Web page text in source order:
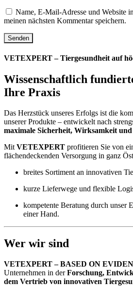
Name, E-Mail-Adresse und Website
meinen nächsten Kommentar speichern.
VETEXPERT – Tiergesundheit auf
Wissenschaftlich
Ihre Praxis
Das Herzstück unseres Erfolgs ist die
unserer Produkte – entwickelt nach
maximale Sicherheit, Wirksamkeit
Mit VETEXPERT profitieren Sie von
flächendeckenden Versorgung in ganz
breites Sortiment an innovativen
kurze Lieferwege und flexible
kompetente Beratung durch unser
einer Hand.
Wer wir sind
VETEXPERT – BASED ON
Unternehmen in derForschung,
dem Vertrieb von innovativen